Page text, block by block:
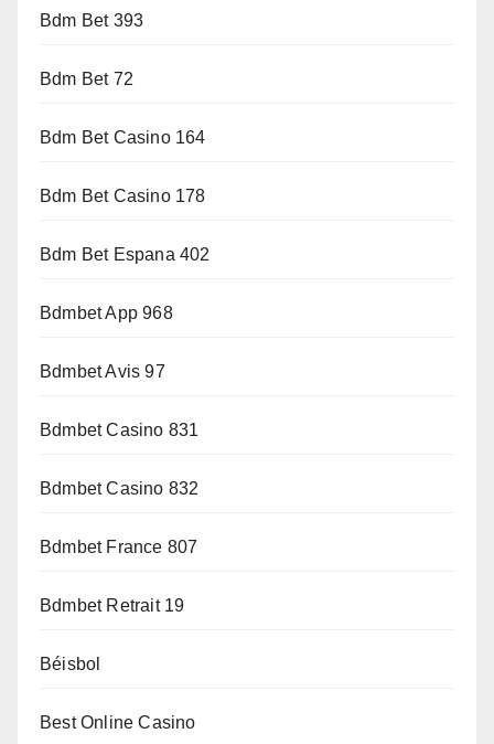
Bdm Bet 393
Bdm Bet 72
Bdm Bet Casino 164
Bdm Bet Casino 178
Bdm Bet Espana 402
Bdmbet App 968
Bdmbet Avis 97
Bdmbet Casino 831
Bdmbet Casino 832
Bdmbet France 807
Bdmbet Retrait 19
Béisbol
Best Online Casino